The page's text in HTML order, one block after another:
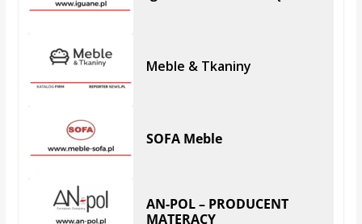
Meble & Tkaniny
SOFA Meble
AN-POL – PRODUCENT
MATERACY